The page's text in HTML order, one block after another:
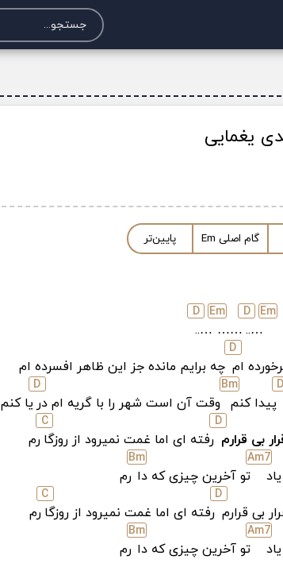
یغمایی
گام اصلی Em پایین‌تر
Em
…..
D
……
Em
…..
D
ام
D
چه برایم مانده جز این ظاهر افسرده ام
D
پیدا کنم
Bm
وقت آن است شهر را با گریه ام در
D
یا کنم
بی قرارم
D
رفته ای اما غمت نمیرود از روزگا
C
رم
Am7
تو آخرین چیزی که دا
Bm
رم
بی قرارم
D
رفته ای اما غمت نمیرود از روزگا
C
رم
Am7
تو آخرین چیزی که دا
Bm
رم